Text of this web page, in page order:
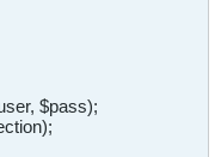
$pass);